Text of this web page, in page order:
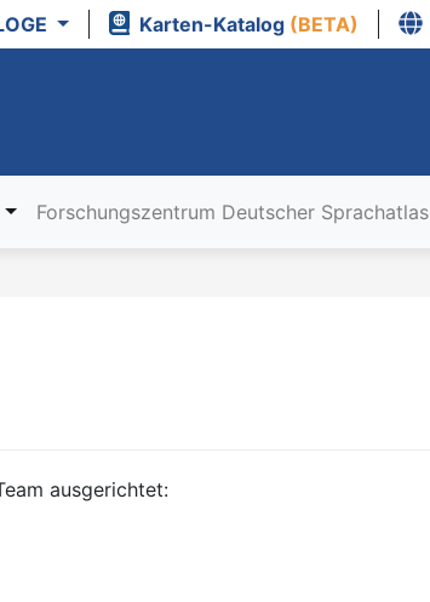
Karten-Katalog (BETA)
Forschungszentrum Deutscher Sprachatlas
ausgerichtet: